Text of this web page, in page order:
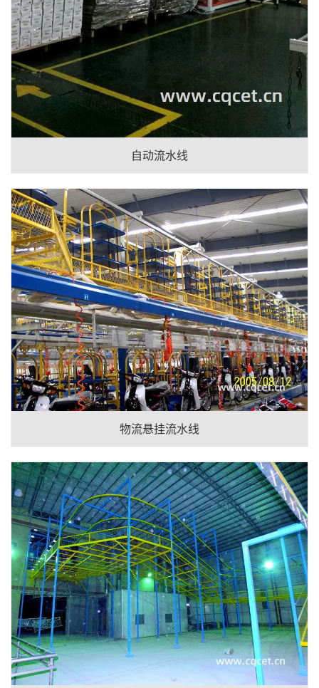
自动流水线
物流悬挂流水线